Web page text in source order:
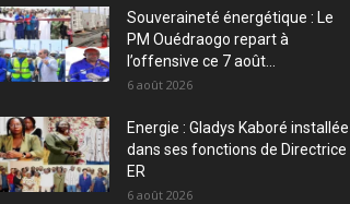
Souveraineté énergétique : Le
PM Ouédraogo repart à
l’offensive ce 7 août...
6 août 2026
Energie : Gladys Kaboré installée
dans ses fonctions de Directrice
ER
6 août 2026